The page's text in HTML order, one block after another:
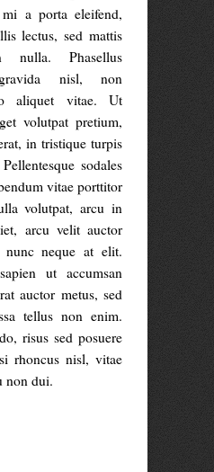
a porta eleifend,
lectus, sed mattis
Phasellus
nisl, non
aliquet vitae. Ut
volutpat pretium,
in tristique turpis
sodales
vitae porttitor
volutpat, arcu in
arcu velit auctor
neque at elit.
ut accumsan
auctor metus, sed
tellus non enim.
risus sed posuere
rhoncus nisl, vitae
non dui.